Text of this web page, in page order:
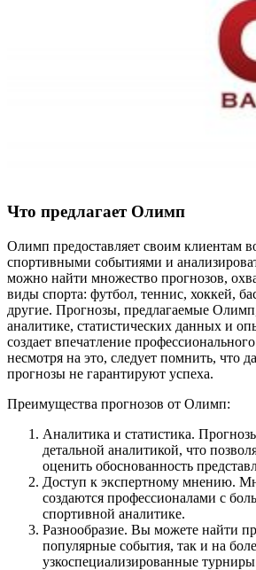
Что предлагает Олимп
Олимп предоставляет своим клиентам
спортивными событиями и
можно найти множество прогнозов,
виды спорта: футбол, теннис, хоккей,
другие. Прогнозы, предлагаемые
аналитике, статистических данных и
создает впечатление
несмотря на это, следует помнить, что
прогнозы не гарантируют успеха.
Преимущества прогнозов от Олимп:
Аналитика и статистика.
детальной аналитикой, что
оценить обоснованность
Доступ к экспертному мнению.
создаются профессионалами с
спортивной аналитике.
Разнообразие. Вы можете найти
популярные события, так и на
узкоспециализированные